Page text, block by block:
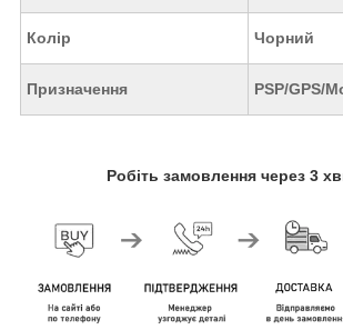
Колір Чорний
Призначення PSP/GPS/
Робіть замовлення через 3